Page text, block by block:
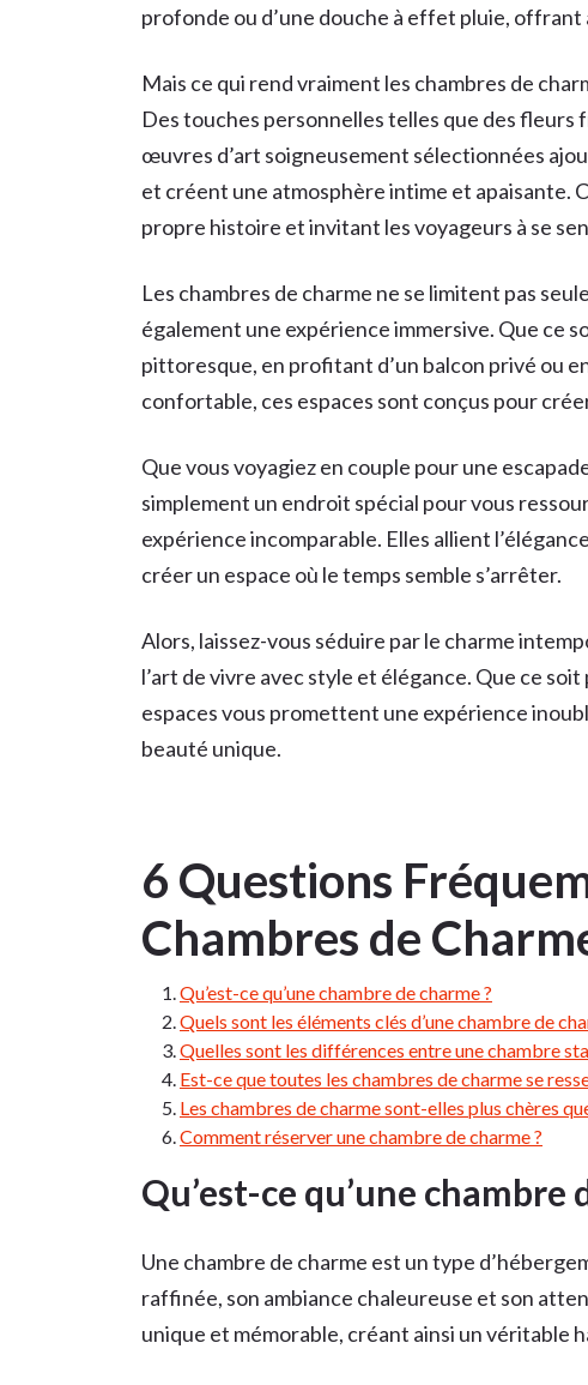
profonde ou d’une douche à effet pluie,
Mais ce qui rend vraiment les chambres de
Des touches personnelles telles que des fleurs
œuvres d’art soigneusement sélectionnées
et créent une atmosphère intime et apaisante.
propre histoire et invitant les voyageurs à se
Les chambres de charme ne se limitent pas
également une expérience immersive. Que ce
pittoresque, en profitant d’un balcon privé ou
confortable, ces espaces sont conçus pour
Que vous voyagiez en couple pour une
simplement un endroit spécial pour vous
expérience incomparable. Elles allient
créer un espace où le temps semble s’arrêter.
Alors, laissez-vous séduire par le charme
l’art de vivre avec style et élégance. Que ce
espaces vous promettent une expérience
beauté unique.
6 Questions
Chambres de
Qu’est-ce qu’une chambre de charme ?
Quels sont les éléments clés d’une chambre de
Quelles sont les différences entre une chambre
Est-ce que toutes les chambres de charme se
Les chambres de charme sont-elles plus chères
Comment réserver une chambre de charme ?
Qu’est-ce qu’une chambre
Une chambre de charme est un type
raffinée, son ambiance chaleureuse et son
unique et mémorable, créant ainsi un véritable